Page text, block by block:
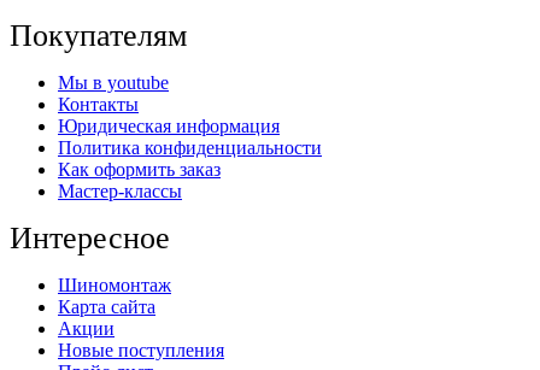
Покупателям
Мы в youtube
Контакты
Юридическая информация
Политика конфиденциальности
Как оформить заказ
Мастер-классы
Интересное
Шиномонтаж
Карта сайта
Акции
Новые поступления